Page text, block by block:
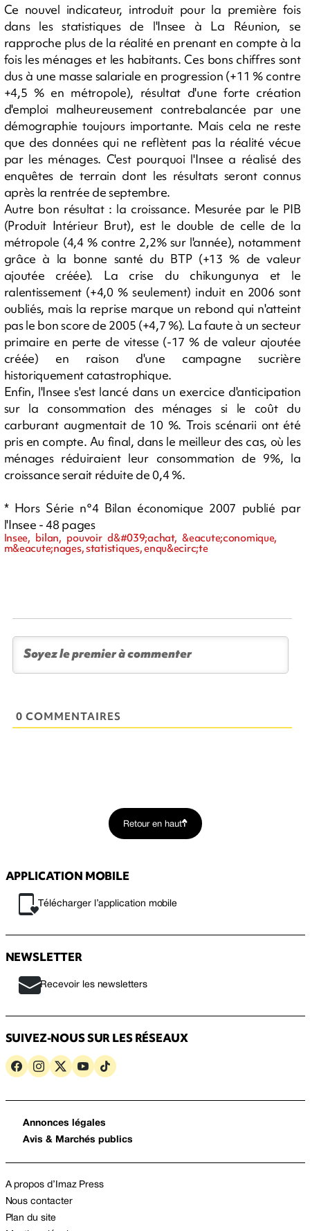
Ce nouvel indicateur, introduit pour la première fois
dans les statistiques de l'Insee à La Réunion, se
rapproche plus de la réalité en prenant en compte à la
fois les ménages et les habitants. Ces bons chiffres sont
dus à une masse salariale en progression (+11 % contre
+4,5 % en métropole), résultat d'une forte création
d'emploi malheureusement contrebalancée par une
démographie toujours importante. Mais cela ne reste
que des données qui ne reflètent pas la réalité vécue
par les ménages. C'est pourquoi l'Insee a réalisé des
enquêtes de terrain dont les résultats seront connus
après la rentrée de septembre.
Autre bon résultat : la croissance. Mesurée par le PIB
(Produit Intérieur Brut), est le double de celle de la
métropole (4,4 % contre 2,2% sur l'année), notamment
grâce à la bonne santé du BTP (+13 % de valeur
ajoutée créée). La crise du chikungunya et le
ralentissement (+4,0 % seulement) induit en 2006 sont
oubliés, mais la reprise marque un rebond qui n'atteint
pas le bon score de 2005 (+4,7 %). La faute à un secteur
primaire en perte de vitesse (-17 % de valeur ajoutée
créée) en raison d'une campagne sucrière
historiquement catastrophique.
Enfin, l'Insee s'est lancé dans un exercice d'anticipation
sur la consommation des ménages si le coût du
carburant augmentait de 10 %. Trois scénarii ont été
pris en compte. Au final, dans le meilleur des cas, où les
ménages réduiraient leur consommation de 9%, la
croissance serait réduite de 0,4 %.
* Hors Série n°4 Bilan économique 2007 publié par
l'Insee - 48 pages
Insee, bilan, pouvoir d&#039;achat, &eacute;conomique,
m&eacute;nages, statistiques, enqu&ecirc;te
0 COMMENTAIRES
Retour en haut
APPLICATION MOBILE
Télécharger l’application mobile
NEWSLETTER
Recevoir les newsletters
SUIVEZ-NOUS SUR LES RÉSEAUX
Annonces légales
Avis & Marchés publics
A propos d’Imaz Press
Nous contacter
Plan du site